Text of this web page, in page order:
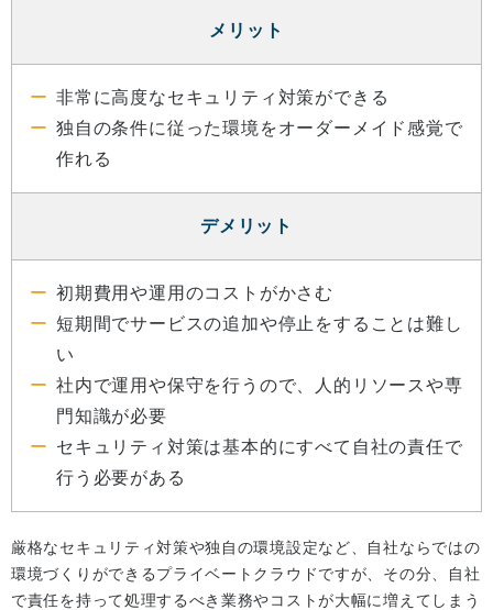
メリット
非常に高度なセキュリティ対策ができる
独自の条件に従った環境をオーダーメイド感覚で
作れる
デメリット
初期費用や運用のコストがかさむ
短期間でサービスの追加や停止をすることは難し
い
社内で運用や保守を行うので、人的リソースや専
門知識が必要
セキュリティ対策は基本的にすべて自社の責任で
行う必要がある
厳格なセキュリティ対策や独自の環境設定など、自社ならではの
環境づくりができるプライベートクラウドですが、その分、自社
で責任を持って処理するべき業務やコストが大幅に増えてしまう